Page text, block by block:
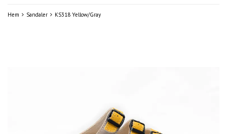
Hem Sandaler KS318 Yellow/Gray